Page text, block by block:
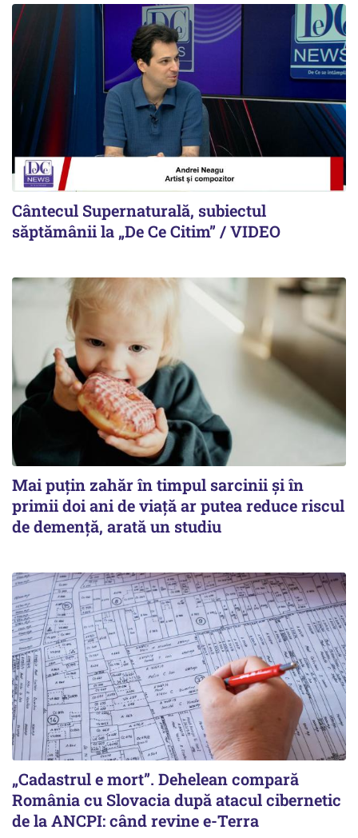
Cântecul Supernaturală, subiectul
săptămânii la „De Ce Citim” / VIDEO
Mai puțin zahăr în timpul sarcinii și în
primii doi ani de viață ar putea reduce riscul
de demență, arată un studiu
„Cadastrul e mort”. Dehelean compară
România cu Slovacia după atacul cibernetic
de la ANCPI: când revine e-Terra